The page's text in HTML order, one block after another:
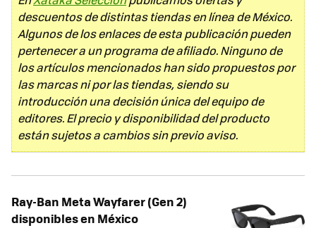
descuentos de distintas tiendas en línea de México.
Algunos de los enlaces de esta publicación pueden
pertenecer a un programa de afiliado. Ninguno de
los artículos mencionados han sido propuestos por
las marcas ni por las tiendas, siendo su
introducción una decisión única del equipo de
editores. El precio y disponibilidad del producto
están sujetos a cambios sin previo aviso.
Ray-Ban Meta Wayfarer (Gen 2)
disponibles en México